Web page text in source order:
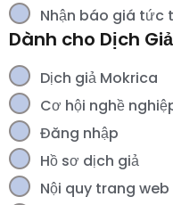
Nhận báo giá tức
Dành cho Dịch Giả
Dịch giả Mokrica
Cơ hội nghề
Đăng nhập
Hồ sơ dịch giả
Nội quy trang web